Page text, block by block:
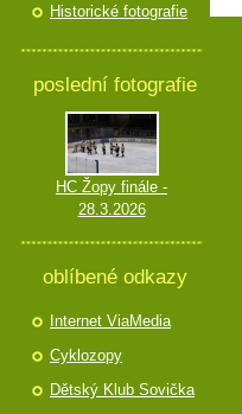
Historické fotografie
poslední fotografie
HC Žopy finále -
28.3.2026
oblíbené odkazy
Internet ViaMedia
Cyklozopy
Dětský Klub Sovička